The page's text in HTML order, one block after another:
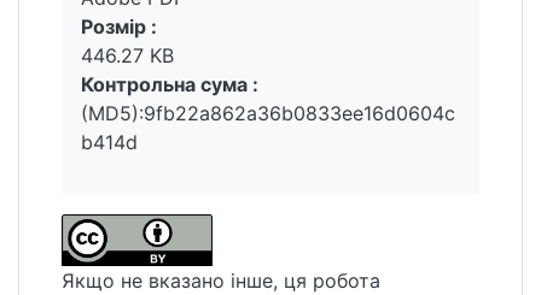
Розмір :
446.27 KB
Контрольна сума :
(MD5):9fb22a862a36b0833ee16d0604c
b414d
Якщо не вказано інше, ця робота